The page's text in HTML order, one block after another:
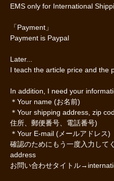
EMS only for International
「Payment」
Payment is Paypal
Later...
I teach the article price and the
In addition, I need your
＊Your name (お名前)
＊Your shipping address, zip
住所、郵便番号、電話番号)
＊Your E-mail (メールアドレス)
確認のためにもう一度入力し
address
お問い合わせタイトル